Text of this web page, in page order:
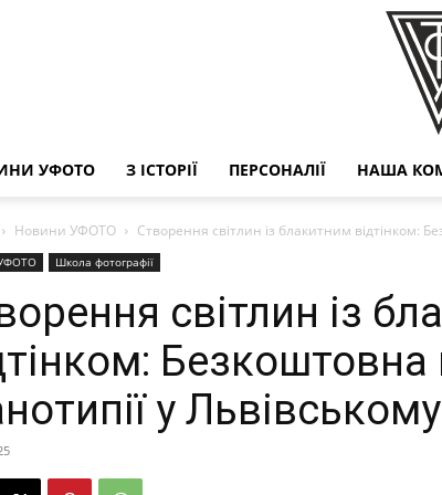
УФОТО З ІСТОРІЇ ПЕРСОНАЛІЇ НАША
Новини УФОТО Створення світлин із блакитним відтінком:
Школа фотографії
світлин із
у